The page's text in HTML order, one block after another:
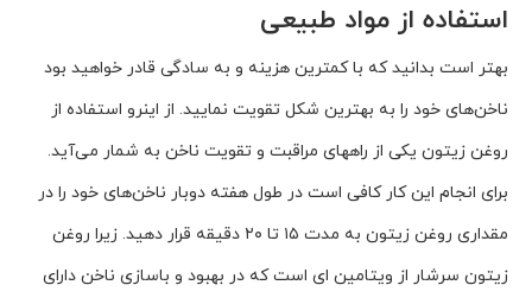
استفاده از مواد طبیعی
بهتر است بدانید که با کمترین هزینه و به سادگی قادر خواهید بود
ناخن‌های خود را به بهترین شکل تقویت نمایید. از اینرو استفاده از
روغن زیتون یکی از راههای مراقبت و تقویت ناخن به شمار می‌آید.
برای انجام این کار کافی است در طول هفته دوبار ناخن‌های خود را در
مقداری روغن زیتون به مدت ۱۵ تا ۲۰ دقیقه قرار دهید. زیرا روغن
زیتون سرشار از ویتامین ای است که در بهبود و باسازی ناخن دارای